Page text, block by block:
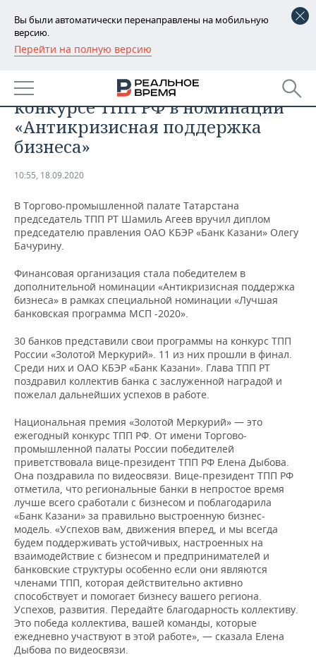
Вы были автоматически перенаправлены на мобильную
версию.
Перейти на полную версию
РЕГИОНЫ
БАШКОРТОСТАН
ТАТАРСТАН
УДМУРТИЯ
НОВОСТИ
АНАЛИТИКА
НОВОСТИ АНАЛИТИКИ
ДЕКЛАРАЦИИ О ДОХОДАХ
КОРОЛИ ГОСЗАКАЗА ПФО
ВУЗЫ ТАТАРСТАНА
КОМУ ПРИНАДЛЕЖАТ
ТОРГОВЫЕ ЦЕНТРЫ
ТАТАРСТАНА
ЭКОНОМИКА
НОВОСТИ ЭКОНОМИКИ
ФИНАНСЫ
БАНКИ
БЮДЖЕТ
ИНВЕСТИЦИИ
ПРОМЫШЛЕННОСТЬ
НОВОСТИ
ПРОМЫШЛЕННОСТИ
АГРОПРОМ
МАШИНОСТРОЕНИЕ
НЕФТЕХИМИЯ
НЕФТЬ
ОПК
ЭНЕРГЕТИКА
НЕДВИЖИМОСТЬ
НОВОСТИ НЕДВИЖИМОСТИ
АВТО
НОВОСТИ АВТО
БИЗНЕС
НОВОСТИ БИЗНЕСА
РОЗНИЧНАЯ ТОРГОВЛЯ
ТРАНСПОРТ
ТЕХНОЛОГИИ
НОВОСТИ ТЕХНОЛОГИЙ
IT
ТЕЛЕКОММУНИКАЦИИ
МЕРОПРИЯТИЯ
НОВОСТИ МЕРОПРИЯТИЙ
БИЗНЕС-БРАНЧИ
ONLINE-КОНФЕРЕНЦИИ
ОТКРЫТАЯ ЛЕКЦИЯ
СПОРТ
ФУТБОЛ
ХОККЕЙ
БАСКЕТБОЛ
ВОЛЕЙБОЛ
КИБЕРСПОРТ
ФИГУРНОЕ КАТАНИЕ
ВОДНЫЕ ВИДЫ СПОРТА
НОВОСТИ ОБЩЕСТВА
ВЛАСТЬ
ИНФРАСТРУКТУРА
ИСТОРИЯ
КУЛЬТУРА
МЕДИЦИНА
ОБРАЗОВАНИЕ
ФОТОГАЛЕРЕЯ
СЮЖЕТЫ
СПРАВОЧНИК
СПИСОК ПЕРСОН
СПИСОК КОМПАНИЙ
ПОЛНАЯ ВЕРСИЯ
Банк Казани стал победителем в
конкурсе ТПП РФ в номинации
«Антикризисная поддержка
бизнеса»
10:55, 18.09.2020
В Торгово-промышленной палате Татарстана
председатель ТПП РТ Шамиль Агеев вручил диплом
председателю правления ОАО КБЭР «Банк Казани» Олегу
Бачурину.
Финансовая организация стала победителем в
дополнительной номинации «Антикризисная поддержка
бизнеса» в рамках специальной номинации «Лучшая
банковская программа МСП -2020».
30 банков представили свои программы на конкурс ТПП
России «Золотой Меркурий». 11 из них прошли в финал.
Среди них и ОАО КБЭР «Банк Казани». Глава ТПП РТ
поздравил коллектив банка с заслуженной наградой и
пожелал дальнейших успехов в работе.
Национальная премия «Золотой Меркурий» — это
ежегодный конкурс ТПП РФ. От имени Торгово-
промышленной палаты России победителей
приветствовала вице-президент ТПП РФ Елена Дыбова.
Она поздравила по видеосвязи. Вице-президент ТПП РФ
отметила, что региональные банки в непростое время
лучше всего сработали с бизнесом и поблагодарила
«Банк Казани» за правильно выстроенную бизнес-
модель. «Успехов вам, движения вперед, и мы всегда
будем поддерживать устойчивых, настроенных на
взаимодействие с бизнесом и предпринимателей и
банковские структуры особенно если они являются
членами ТПП, которая действительно активно
способствует и помогает бизнесу вашего региона.
Успехов, развития. Передайте благодарность коллективу.
Это победа коллектива, вашей команды, которые
ежедневно участвуют в этой работе», — сказала Елена
Дыбова по видеосвязи.